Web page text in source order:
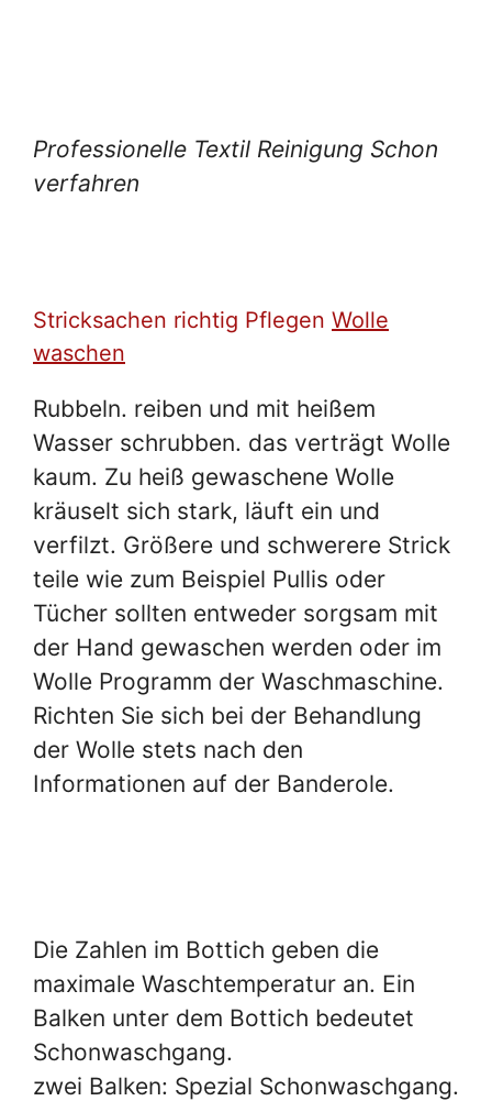
Professionelle Textil Reinigung Schon
verfahren
Stricksachen richtig Pflegen Wolle
waschen
Rubbeln. reiben und mit heißem
Wasser schrubben. das verträgt Wolle
kaum. Zu heiß gewaschene Wolle
kräuselt sich stark, läuft ein und
verfilzt. Größere und schwerere Strick
teile wie zum Beispiel Pullis oder
Tücher sollten entweder sorgsam mit
der Hand gewaschen werden oder im
Wolle Programm der Waschmaschine.
Richten Sie sich bei der Behandlung
der Wolle stets nach den
Informationen auf der Banderole.
Die Zahlen im Bottich geben die
maximale Waschtemperatur an. Ein
Balken unter dem Bottich bedeutet
Schonwaschgang.
zwei Balken: Spezial Schonwaschgang.